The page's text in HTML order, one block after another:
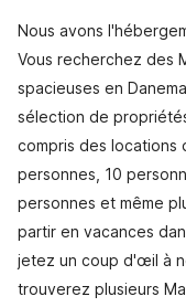
Nous avons
Vous recherchez des
spacieuses en
sélection de
compris des locations
personnes, 10
personnes et même
partir en vacances
jetez un coup d'œil à
trouverez plusieurs